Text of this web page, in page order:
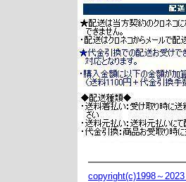
copyright(c)1998～